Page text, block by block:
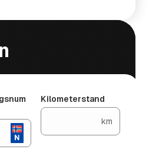
Kilometerstand
km